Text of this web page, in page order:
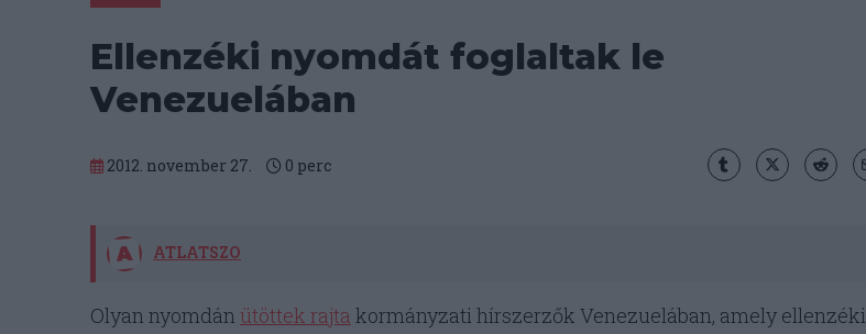
Ellenzéki nyomdát foglaltak le
Venezuelában
2012. november 27. 0 perc
ATLATSZO
Olyan nyomdán ütöttek rajta kormányzati hírszerzők Venezuelában, amely ellenzéki